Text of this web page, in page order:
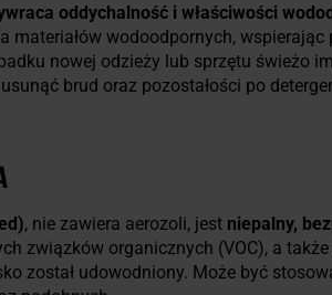
oddychalność i właściwości
materiałów wodoodpornych, wspierając
nowej odzieży lub sprzętu świeżo
brud oraz pozostałości po
, nie zawiera aerozoli, jest niepalny,
związków organicznych (VOC), a
został udowodniony. Może być